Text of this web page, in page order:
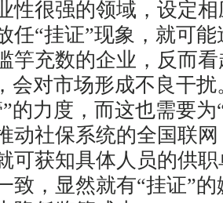
很强的领域，设定相
任“挂证”现象，就可
竽充数的企业，反而
会对市场形成不良干
的力度，而这也需要
动社保系统的全国联
可获知具体人员的供
致，显然就有“挂证”